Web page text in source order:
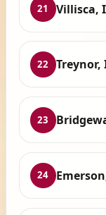
21 Villisca,
22 Treynor,
23
24